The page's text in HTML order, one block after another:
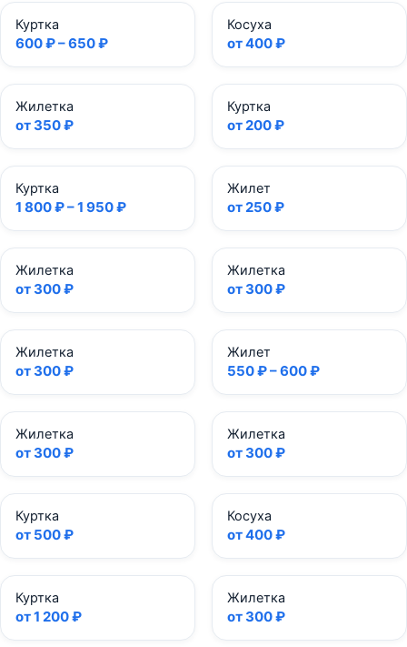
Куртка
600 ₽ – 650 ₽
Косуха
от 400 ₽
Жилетка
от 350 ₽
Куртка
от 200 ₽
Куртка
1 800 ₽ – 1 950 ₽
Жилет
от 250 ₽
Жилетка
от 300 ₽
Жилетка
от 300 ₽
Жилетка
от 300 ₽
Жилет
550 ₽ – 600 ₽
Жилетка
от 300 ₽
Жилетка
от 300 ₽
Куртка
от 500 ₽
Косуха
от 400 ₽
Куртка
от 1 200 ₽
Жилетка
от 300 ₽